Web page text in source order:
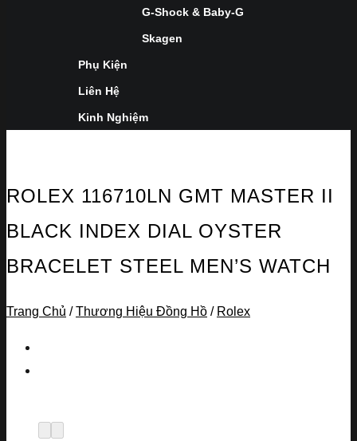
G-Shock & Baby-G
Skagen
Phụ Kiện
Liên Hệ
Kinh Nghiệm
ROLEX 116710LN GMT MASTER II
BLACK INDEX DIAL OYSTER
BRACELET STEEL MEN’S WATCH
Trang Chủ / Thương Hiệu Đồng Hồ / Rolex